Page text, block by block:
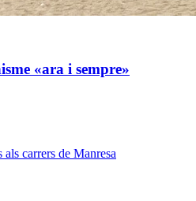
«ara i sempre»